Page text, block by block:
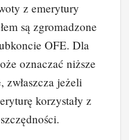
z emerytury
są zgromadzone
OFE. Dla
oznaczać niższe
zwłaszcza jeżeli
korzystały z